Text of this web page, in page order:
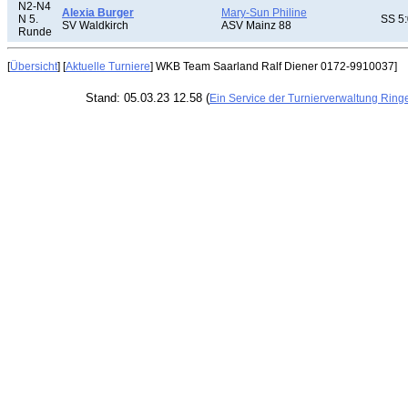
N2-N4
N 5.
Runde
Alexia Burger
SV Waldkirch
Mary-Sun Philine
ASV Mainz 88
SS
[Übersicht] [Aktuelle Turniere] WKB Team Saarland Ralf Diener 0172-9910037]
Stand: 05.03.23 12.58 (Ein Service der Turnierverwaltung